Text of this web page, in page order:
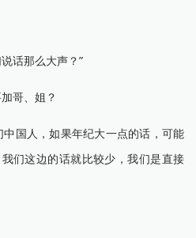
话那么大声？”
哥、姐？
国人，如果年纪大一点的话，可能
们这边的话就比较少，我们是直接